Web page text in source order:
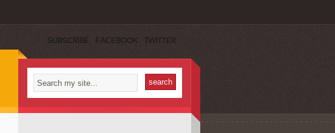
SUBSCRIBE FACEBOOK TWITTER